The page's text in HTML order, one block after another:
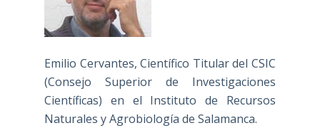
Emilio Cervantes, Científico Titular del CSIC
(Consejo Superior de Investigaciones
Científicas) en el Instituto de Recursos
Naturales y Agrobiología de Salamanca.